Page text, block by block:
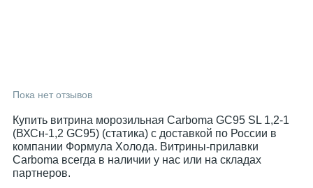
Пока нет отзывов
Купить витрина морозильная Carboma GC95 SL 1,2-1
(ВХСн-1,2 GC95) (статика) с доставкой по России в
компании Формула Холода. Витрины-прилавки
Carboma всегда в наличии у нас или на складах
партнеров.